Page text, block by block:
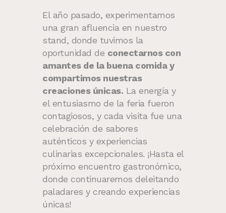
El año pasado, experimentamos
una gran afluencia en nuestro
stand, donde tuvimos la
oportunidad de conectarnos con
amantes de la buena comida y
compartimos nuestras
creaciones únicas. La energía y
el entusiasmo de la feria fueron
contagiosos, y cada visita fue una
celebración de sabores
auténticos y experiencias
culinarias excepcionales. ¡Hasta el
próximo encuentro gastronómico,
donde continuaremos deleitando
paladares y creando experiencias
únicas!